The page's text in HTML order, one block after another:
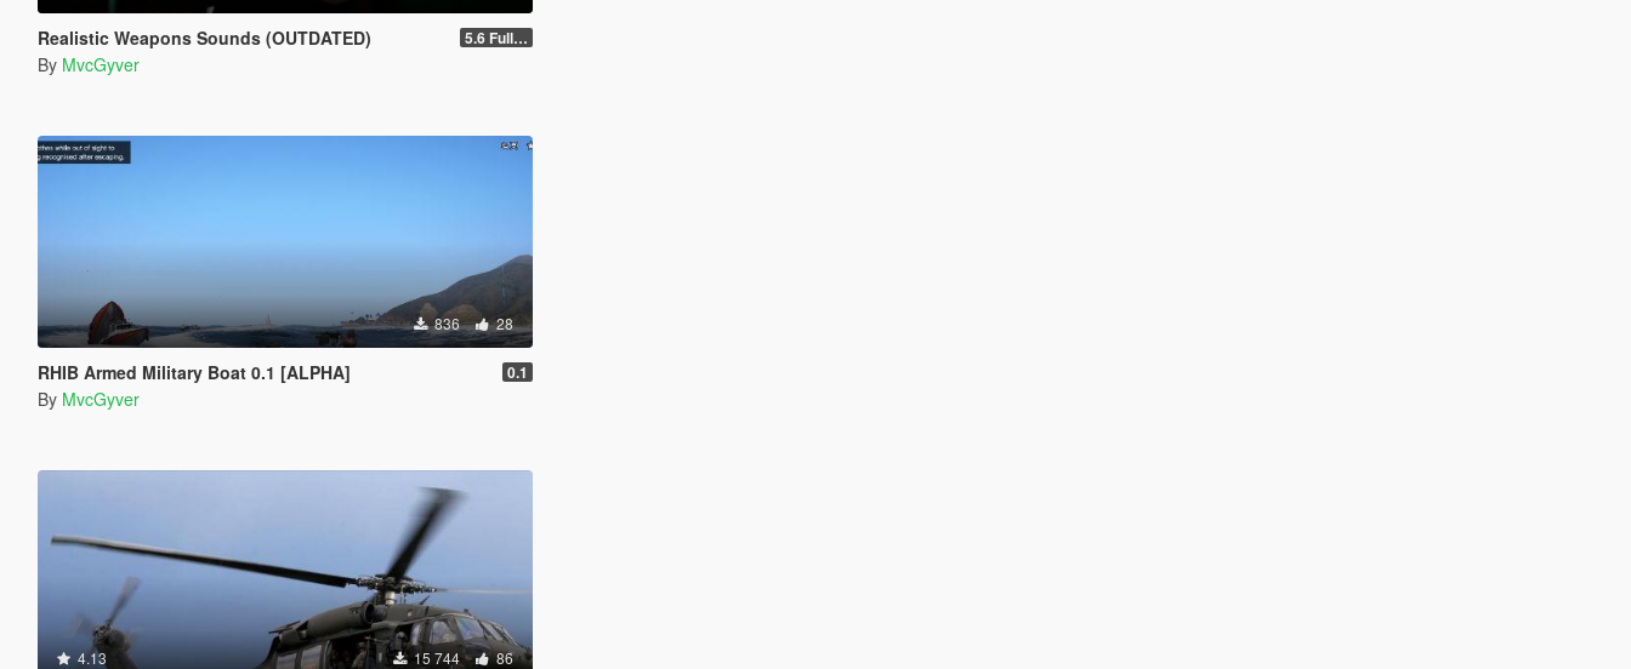
Realistic Weapons Sounds (OUTDATED) 5.6 Full Mod Version
By MvcGyver
836 28
RHIB Armed Military Boat 0.1 [ALPHA] 0.1
By MvcGyver
4.13 15 744 86